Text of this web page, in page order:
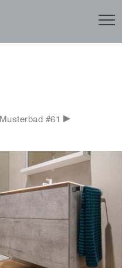
Musterbad #61